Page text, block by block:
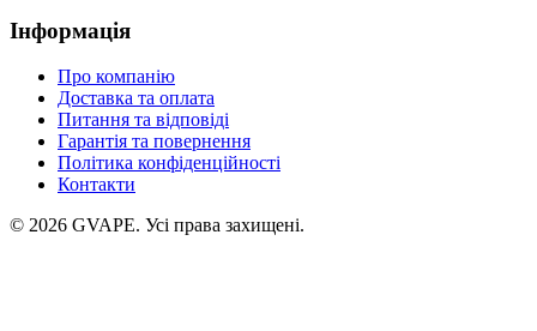
Інформація
Про компанію
Доставка та оплата
Питання та відповіді
Гарантія та повернення
Політика конфіденційності
Контакти
© 2026 GVAPE. Усі права захищені.